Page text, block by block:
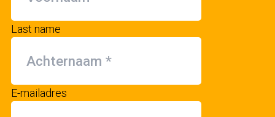
Last name
E-mailadres